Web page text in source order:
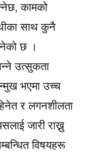
कामको
साथ कुनै
छ ।
उत्सुकता
भएमा उच्च
र लगनशीलता
जारी राख्नु
विषयहरू